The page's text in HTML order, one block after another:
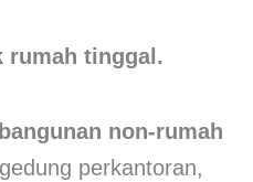
rumah tinggal.
non-rumah
perkantoran,